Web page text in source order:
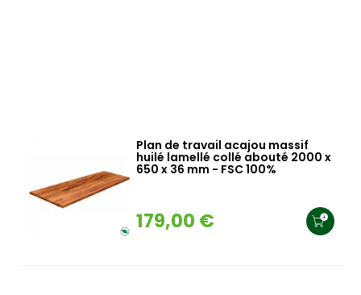
Plan de travail acajou massif
huilé lamellé collé abouté 2000 x
650 x 36 mm - FSC 100%
179,00 €